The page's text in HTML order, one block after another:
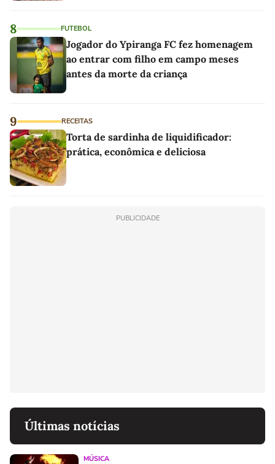
8 FUTEBOL
Jogador do Ypiranga FC fez homenagem
ao entrar com filho em campo meses
antes da morte da criança
9 RECEITAS
Torta de sardinha de liquidificador:
prática, econômica e deliciosa
PUBLICIDADE
Últimas notícias
MÚSICA